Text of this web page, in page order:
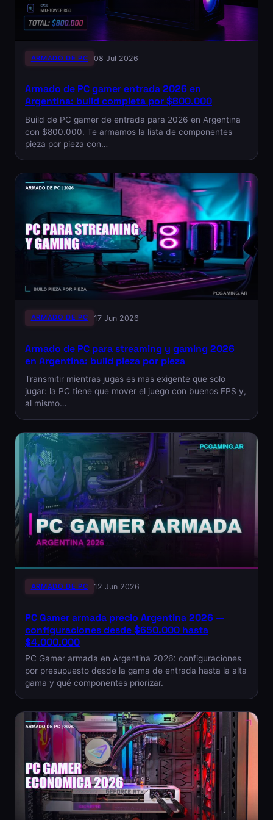
ARMADO DE PC 08 Jul 2026
Armado de PC gamer entrada 2026 en
Argentina: build completa por $800.000
Build de PC gamer de entrada para 2026 en Argentina
con $800.000. Te armamos la lista de componentes
pieza por pieza con…
ARMADO DE PC 17 Jun 2026
Armado de PC para streaming y gaming 2026
en Argentina: build pieza por pieza
Transmitir mientras jugas es mas exigente que solo
jugar: la PC tiene que mover el juego con buenos FPS y,
al mismo…
ARMADO DE PC 12 Jun 2026
PC Gamer armada precio Argentina 2026 —
configuraciones desde $650.000 hasta
$4.000.000
PC Gamer armada en Argentina 2026: configuraciones
por presupuesto desde la gama de entrada hasta la alta
gama y qué componentes priorizar.